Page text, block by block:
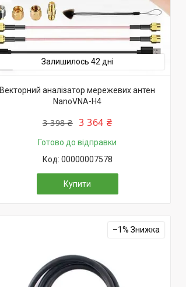
Залишилось 42 дні
Векторний аналізатор мережевих антен
NanoVNA-H4
3 398 ₴ 3 364 ₴
Готово до відправки
00000007578
Купити
–1%